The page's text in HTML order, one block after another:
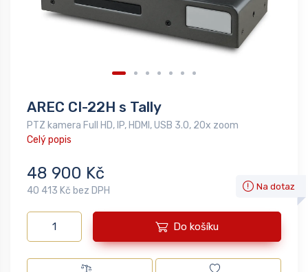
AREC CI-22H s Tally
PTZ kamera Full HD, IP, HDMI, USB 3.0, 20x zoom
Celý popis
48 900 Kč
40 413 Kč bez DPH Na dotaz
Do košíku